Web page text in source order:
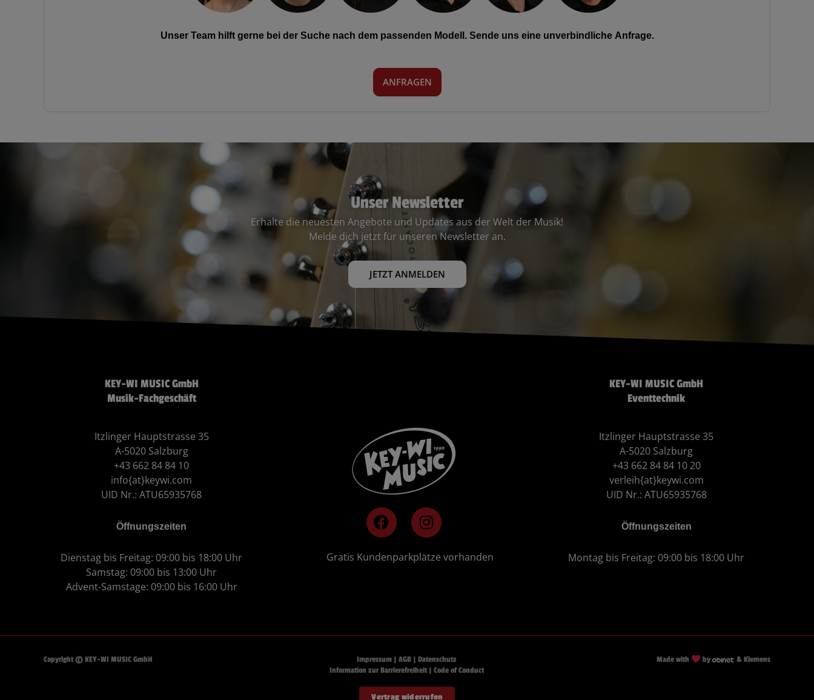
Unser Team hilft gerne bei der Suche nach dem passenden Modell. Sende uns eine unverbindliche Anfrage.
ANFRAGEN
Unser Newsletter
Erhalte die neuesten Angebote und Updates aus der Welt der Musik!
Melde dich jetzt für unseren Newsletter an.
JETZT ANMELDEN
KEY-WI MUSIC GmbH
Musik-Fachgeschäft
Itzlinger Hauptstrasse 35
A-5020 Salzburg
+43 662 84 84 10
info{at}keywi.com
UID Nr.: ATU65935768
Öffnungszeiten
Dienstag bis Freitag: 09:00 bis 18:00 Uhr
Samstag: 09:00 bis 13:00 Uhr
Advent-Samstage: 09:00 bis 16:00 Uhr
F
a
c
e
I
n
s
t
m
Gratis Kundenparkplätze vorhanden
KEY-WI MUSIC GmbH
Eventtechnik
Itzlinger Hauptstrasse 35
A-5020 Salzburg
+43 662 84 84 10 20
verleih{at}keywi.com
UID Nr.: ATU65935768
Öffnungszeiten
Montag bis Freitag: 09:00 bis 18:00 Uhr
Copyright © KEY-WI MUSIC GmbH Impressum |AGB |Datenschutz
Information zur Barrierefreiheit|Code of Conduct
Vertrag widerrufen
Made with by & Klemens